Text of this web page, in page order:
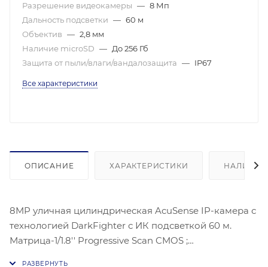
Разрешение видеокамеры — 8 Мп
Дальность подсветки — 60 м
Объектив — 2,8 мм
Наличие microSD — До 256 Гб
Защита от пыли/влаги/вандалозащита — IP67
Все характеристики
ОПИСАНИЕ ХАРАКТЕРИСТИКИ НАЛИЧИЕ
8MP уличная цилиндрическая AcuSense IP-камера с
технологией DarkFighter с ИК подсветкой 60 м.
Матрица-1/1.8'' Progressive Scan CMOS ;